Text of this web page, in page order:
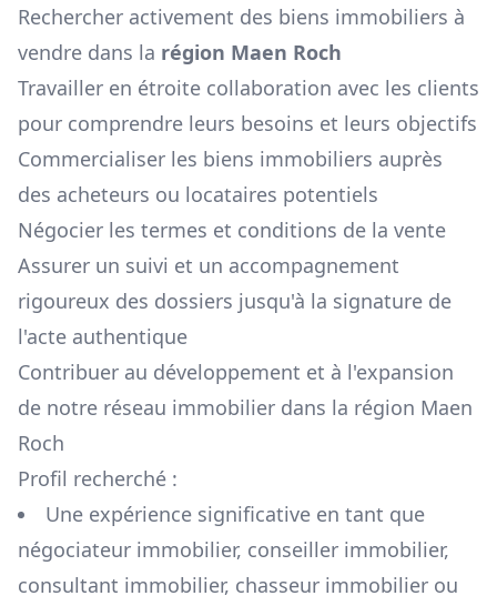
Rechercher activement des biens immobiliers à
vendre dans la région Maen Roch
Travailler en étroite collaboration avec les clients
pour comprendre leurs besoins et leurs objectifs
Commercialiser les biens immobiliers auprès
des acheteurs ou locataires potentiels
Négocier les termes et conditions de la vente
Assurer un suivi et un accompagnement
rigoureux des dossiers jusqu'à la signature de
l'acte authentique
Contribuer au développement et à l'expansion
de notre réseau immobilier dans la région Maen
Roch
Profil recherché :
Une expérience significative en tant que
négociateur immobilier, conseiller immobilier,
consultant immobilier, chasseur immobilier ou